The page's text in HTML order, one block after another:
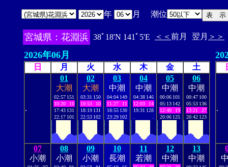
年 月 潮位
宮城県：花淵浜 38ﾟ18'N 141ﾟ5'E ＜＜ 前月 翌月 ＞＞
2026年06月
日 月 火 水 木 金 土
.
01
大潮
02:57 151
10:20
10
17:43 131
22:17 101
02
大潮
03:31 150
10:53
10
18:19 131
22:53 102
03
中潮
04:04 149
11:27
11
18:55 130
23:29 102
04
中潮
04:38 146
12:03
14
19:31 128
05
中潮
00:06 101
05:13 142
12:40
19
20:06 125
06
中潮
00:47 100
05:53 136
13:21
27
20:42 123
07
小潮
08
小潮
09
小潮
10
長潮
11
若潮
12
中潮
13
中潮
.